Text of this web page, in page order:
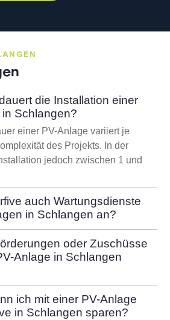
die Installation einer
Schlangen?
einer PV-Anlage variiert je
des Projekts. In der
jedoch zwischen 1 und
auch Wartungsdienste
in Schlangen an?
oder Zuschüsse
Anlage in Schlangen
ich mit einer PV-Anlage
in Schlangen sparen?